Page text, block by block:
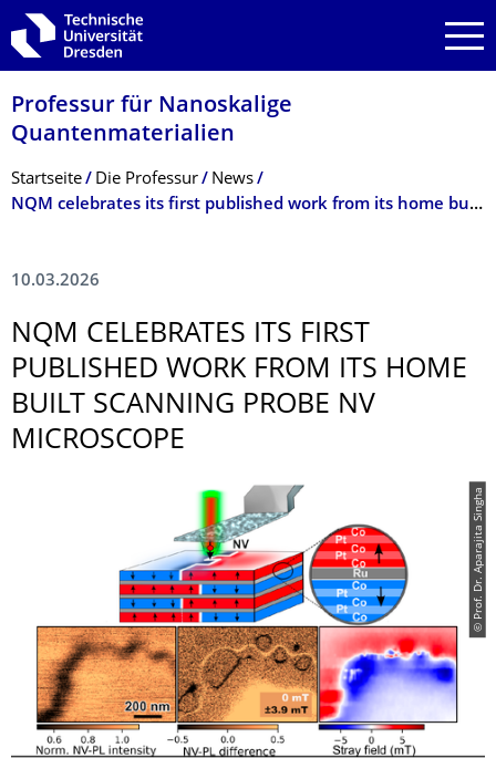
Zur Hauptnavigation springen
Zur Suche springen
Zum Inhalt springen
Professur für Nanoskalige
Quantenmaterialien
Breadcrumb-Menü
Startseite Die Professur
News
NQM celebrates its first published work from its home built scanning probe NV microscope
10.03.2026
NQM CELEBRATES ITS FIRST
PUBLISHED WORK FROM ITS HOME
BUILT SCANNING PROBE NV
MICROSCOPE
© Prof. Dr. Aparajita Singha